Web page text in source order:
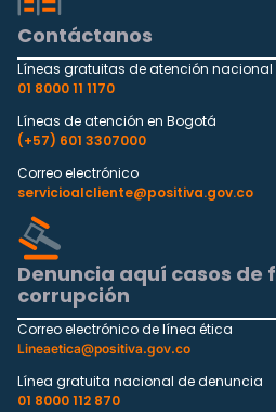
Contáctanos
Líneas gratuitas de atención nacional
01 8000 11 1170
Líneas de atención en Bogotá
(+57) 601 3307000
Correo electrónico
servicioalcliente@positiva.gov.co
Denuncia aquí casos de
corrupción
Correo electrónico de línea ética
Lineaetica@positiva.gov.co
Línea gratuita nacional de denuncia
01 8000 112 870